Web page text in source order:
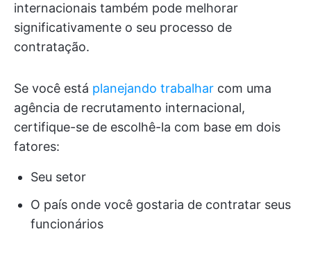
internacionais também pode melhorar
significativamente o seu processo de
contratação.
Se você está planejando trabalhar com uma
agência de recrutamento internacional,
certifique-se de escolhê-la com base em dois
fatores:
Seu setor
O país onde você gostaria de contratar seus
funcionários